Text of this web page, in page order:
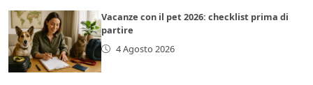
Vacanze con il pet 2026: checklist prima di
partire
4 Agosto 2026